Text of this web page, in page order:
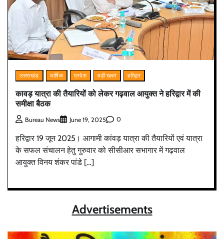
उत्तराखंड धार्मिक प्रदेश बड़ी खबर हरिद्वार
कावड़ यात्रा की तैयारियों को लेकर गढ़वाल आयुक्त ने हरिद्वार में की
समीक्षा बैठक
Bureau News June 19, 2025 0
हरिद्वार 19 जून 2025। आगामी कांवड़ यात्रा की तैयारियों एवं यात्रा
के सफल संचालन हेतु गुरुवार को सीसीआर सभागार में गढ़वाल
आयुक्त विनय शंकर पांडे […]
Advertisements